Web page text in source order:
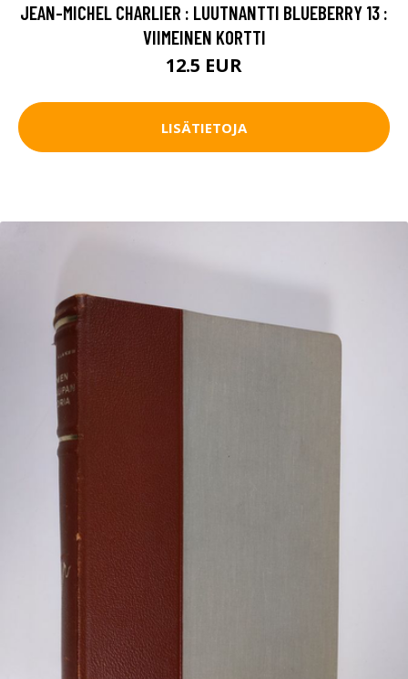
JEAN-MICHEL CHARLIER : LUUTNANTTI BLUEBERRY 13 :
VIIMEINEN KORTTI
12.5 EUR
LISÄTIETOJA